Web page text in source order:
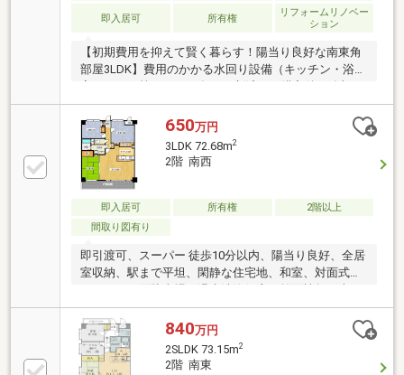
即入居可 所有権
リフォームリノベー
ション
【初期費用を抑えて賢く暮らす！陽当り良好な南東角
部屋3LDK】費用のかかる水回り設備（キッチン・浴
フォーム費用を大きく抑えることができます。ゆとり
ある資金計画が立てやすく、コストパフォーマンスを
重視される方にイチオシの物件です。人気の南東角部
屋で陽当りや風通しも良好。駅やお買い物施設も徒歩
圏内で毎日の生活も快適！【周辺環境】新潟大学前
駅：約850m（徒歩約10分）新通小学校：約304m（徒
歩約4分）坂井輪中学校：約776m（徒歩約10分）イオ
ン坂井店：約500m（徒歩約7分）セブンイレブン新潟
650万円
3LDK 72.68m2
2階 南西
即入居可 所有権
2階以上
間取り図有り
即引渡可、スーパー 徒歩10分以内、陽当り良好、全居
室収納、駅まで平坦、閑静な住宅地、和室、対面式キ
向き、小学校 徒歩10分以内、駐輪場
840万円
2SLDK 73.15m2
2階 南東